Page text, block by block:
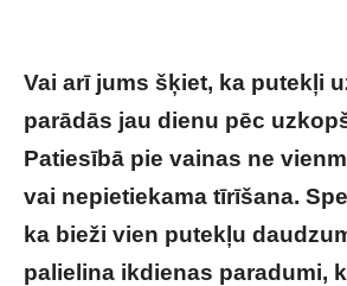
Vai arī jums šķiet, ka putekļi
parādās jau dienu pēc
Patiesībā pie vainas ne
vai nepietiekama tīrīšana.
ka bieži vien putekļu
palielina ikdienas paradumi,